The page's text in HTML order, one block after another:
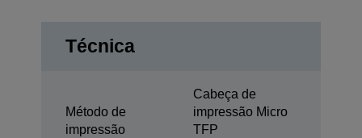
Técnica
Método de
impressão
Cabeça de
impressão Micro
TFP